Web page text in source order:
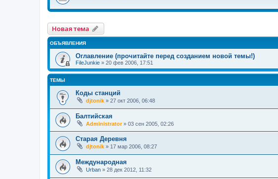
Новая тема
ОБЪЯВЛЕНИЯ
Оглавление (прочитайте перед созданием новой темы!)
FileJunkie » 20 фев 2006, 17:51
ТЕМЫ
Коды станций
djtonik » 27 окт 2006, 06:48
Балтийская
Administrator» 03 сен 2005, 02:26
Старая Деревня
djtonik » 17 мар 2006, 08:27
Международная
Urban » 28 дек 2012, 11:32